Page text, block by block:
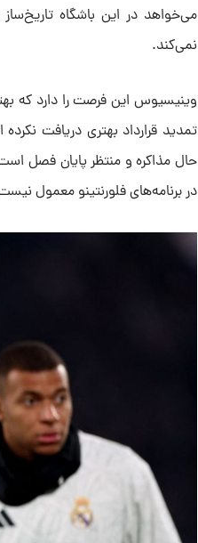
می‌خواهد در این باشگاه
نمی‌کند.
وینیسیوس این فرصت را دارد که
تمدید قرارداد بهتری دریافت
حال مذاکره و منتظر پایان فصل
در برنامه‌های فلورنتینو معمول